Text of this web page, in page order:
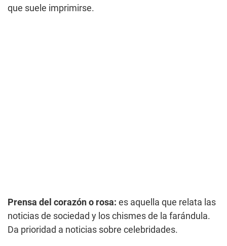
que suele imprimirse.
Prensa del corazón o rosa: es aquella que relata las
noticias de sociedad y los chismes de la farándula.
Da prioridad a noticias sobre celebridades.